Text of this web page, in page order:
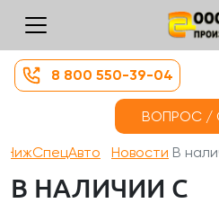
8 800 550-39-04
ВОПРОС /
НижСпецАвто Новости В
В НАЛИЧИИ С